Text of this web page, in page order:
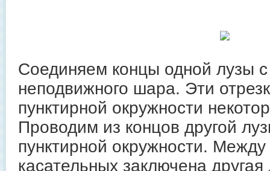
Соединяем концы одной лузы
неподвижного шара. Эти
пунктирной окружности
Проводим из концов другой
пунктирной окружности.
касательных заключена